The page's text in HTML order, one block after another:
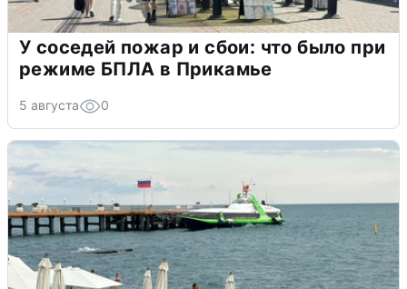
У соседей пожар и сбои: что было при
режиме БПЛА в Прикамье
5 августа 0